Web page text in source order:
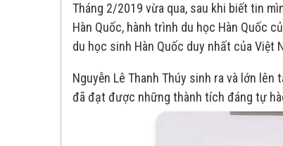
Tháng 2/2019 vừa qua, sau khi biết tin
Hàn Quốc, hành trình du học Hàn Quốc
du học sinh Hàn Quốc duy nhất của Việt
Nguyễn Lê Thanh Thúy sinh ra và lớn lên
đã đạt được những thành tích đáng tự